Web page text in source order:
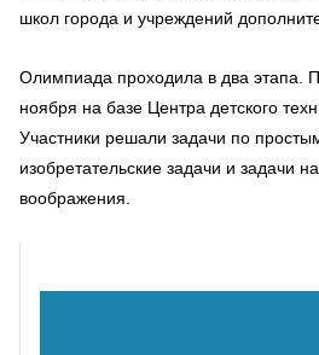
школ города и учреждений
Олимпиада проходила в два этапа.
ноября на базе Центра детского
Участники решали задачи по
изобретательские задачи и задачи
воображения.